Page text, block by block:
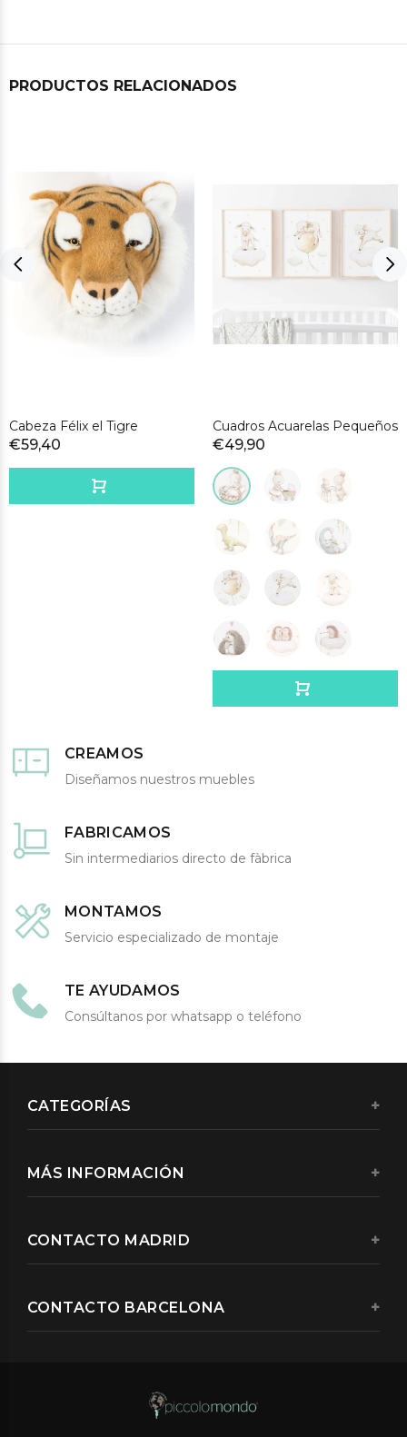
PRODUCTOS RELACIONADOS
Cabeza Félix el Tigre
€59,40
Cuadros Acuarelas Pequeños
€49,90
CREAMOS
Diseñamos nuestros muebles
FABRICAMOS
Sin intermediarios directo de fàbrica
MONTAMOS
Servicio especializado de montaje
TE AYUDAMOS
Consúltanos por whatsapp o teléfono
CATEGORÍAS
MÁS INFORMACIÓN
CONTACTO MADRID
CONTACTO BARCELONA